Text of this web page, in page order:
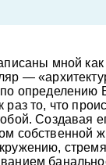
мной
—
по определению
то, что
Создавая
собственной